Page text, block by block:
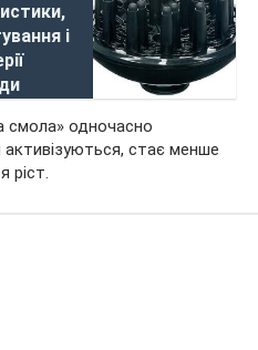
і
смола» одночасно
активізуються, стає менше
ріст.